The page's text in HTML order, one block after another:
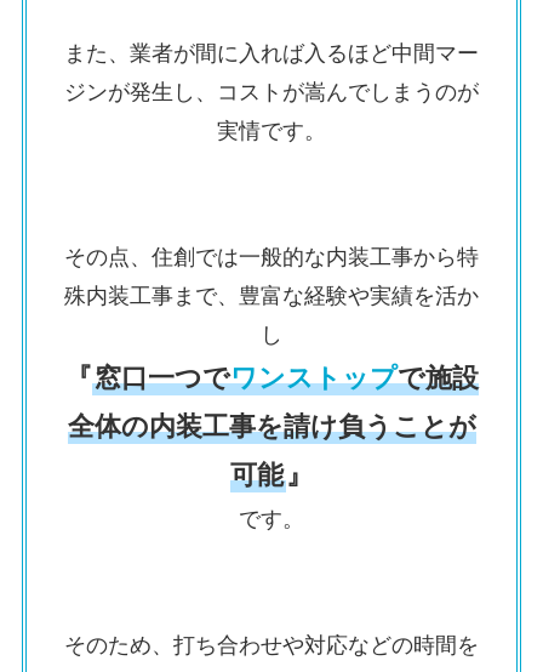
また、業者が間に入れば入るほど中間マー
ジンが発生し、コストが嵩んでしまうのが
実情です。
その点、住創では一般的な内装工事から特
殊内装工事まで、豊富な経験や実績を活か
し
『窓口一つでワンストップで施設
全体の内装工事を請け負うことが
可能』
です。
そのため、打ち合わせや対応などの時間を